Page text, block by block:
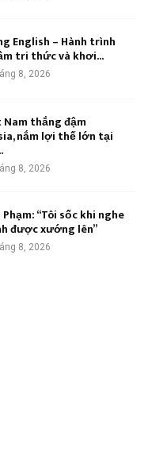
English – Hành trình
tri thức và khơi...
8, 2026
thắng đậm
nắm lợi thế lớn tại
8, 2026
Phạm: “Tôi sốc khi nghe
được xướng lên”
8, 2026